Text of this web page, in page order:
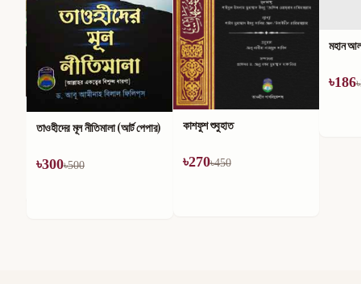
তাওহীদের মূল নীতিমালা (আর্ট পেপার)
৳300৳500
কাশফুশ শুবুহাত
৳270৳450
মহান
৳186৳